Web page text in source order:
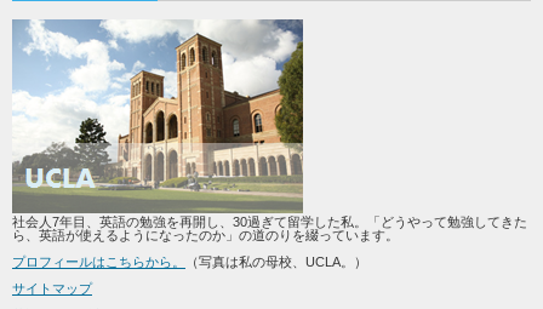
社会人7年目、英語の勉強を再開し、30過ぎて留学した私。「どうやって勉強してきた
ら、英語が使えるようになったのか」の道のりを綴っています。
プロフィールはこちらから。
（写真は私の母校、UCLA。）
サイトマップ